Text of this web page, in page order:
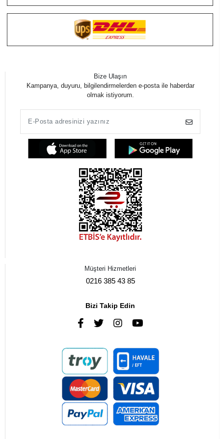
Bize Ulaşın
Kampanya, duyuru, bilgilendirmelerden e-posta ile haberdar
olmak istiyorum.
Müşteri Hizmetleri
0216 385 43 85
Bizi Takip Edin